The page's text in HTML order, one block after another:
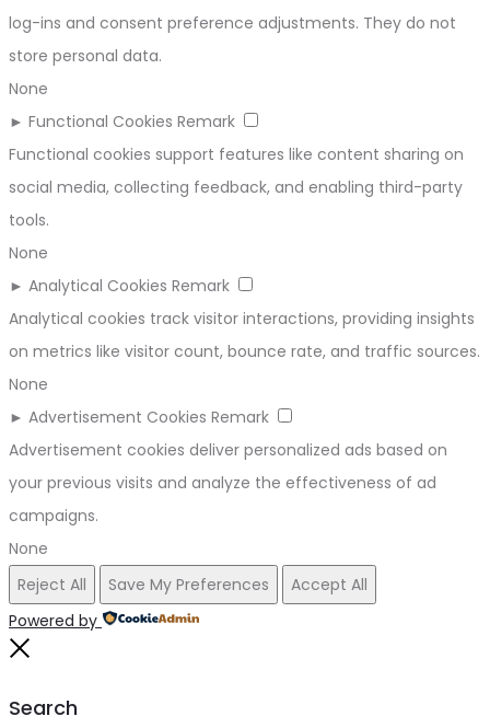
log-ins and consent preference adjustments. They do not
store personal data.
None
► Functional Cookies Remark
Functional cookies support features like content sharing on
social media, collecting feedback, and enabling third-party
tools.
None
► Analytical Cookies Remark
Analytical cookies track visitor interactions, providing insights
on metrics like visitor count, bounce rate, and traffic sources.
None
► Advertisement Cookies Remark
Advertisement cookies deliver personalized ads based on
your previous visits and analyze the effectiveness of ad
campaigns.
None
Reject All
Save My Preferences
Accept All
Powered by
Search